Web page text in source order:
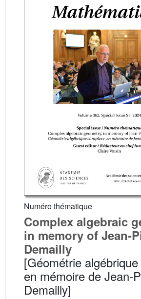
Numéro thématique
Complex algebraic
in memory of Jean-
Demailly
[Géométrie
en mémoire de Jean-
Demailly]